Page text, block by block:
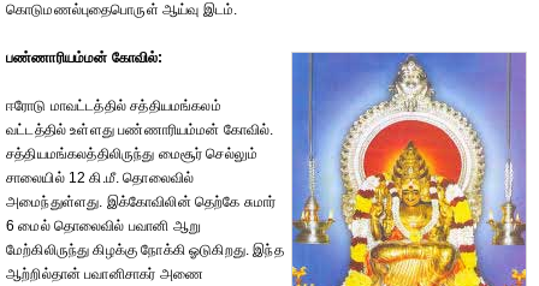
கொடுமணல்புதைபொருள் ஆய்வு இடம்.
பண்ணாரியம்மன் கோவில்:
ஈரோடு மாவட்டத்தில் சத்தியமங்கலம்
வட்டத்தில் உள்ளது பண்ணாரியம்மன் கோவில்.
சத்தியமங்கலத்திலிருந்து மைசூர் செல்லும்
சாலையில் 12 கி.மீ. தொலைவில்
அமைந்துள்ளது. இக்கோவிலின் தெற்கே சுமார்
6 மைல் தொலைவில் பவானி ஆறு
மேற்கிலிருந்து கிழக்கு நோக்கி ஓடுகிறது. இந்த
ஆற்றில்தான் பவானிசாகர் அணை